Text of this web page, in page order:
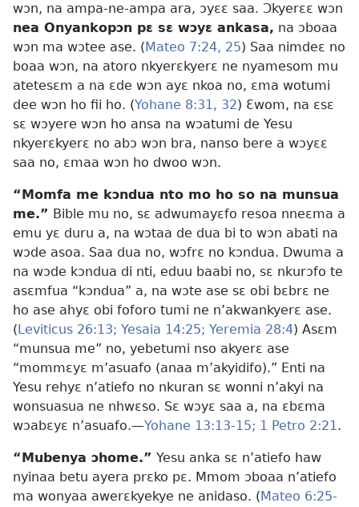
wɔn, na ampa-ne-ampa ara, ɔyɛɛ saa. Ɔkyerɛɛ wɔn
nea Onyankopɔn pɛ sɛ wɔyɛ ankasa, na ɔboaa
wɔn ma wɔtee ase. ( Mateo 7:24, 25) Saa nimdeɛ no
boaa wɔn, na atoro nkyerɛkyerɛ ne nyamesom mu
atetesɛm a na ɛde wɔn ayɛ nkoa no, ɛma wotumi
dee wɔn ho fii ho. (Yohane 8:31, 32) Ɛwom, na ɛsɛ
sɛ wɔyere wɔn ho ansa na wɔatumi de Yesu
nkyerɛkyerɛ no abɔ wɔn bra, nanso bere a wɔyɛɛ
saa no, ɛmaa wɔn ho dwoo wɔn.
“Momfa me kɔndua nto mo ho so na munsua
me.” Bible mu no, sɛ adwumayɛfo resoa nneɛma a
emu yɛ duru a, na wɔtaa de dua bi to wɔn abati na
wɔde asoa. Saa dua no, wɔfrɛ no kɔndua. Dwuma a
na wɔde kɔndua di nti, eduu baabi no, sɛ nkurɔfo te
asɛmfua “kɔndua” a, na wɔte ase sɛ obi bɛbrɛ ne
ho ase ahyɛ obi foforo tumi ne n’akwankyerɛ ase.
( Leviticus 26:13; Yesaia 14:25; Yeremia 28:4) Asɛm
“munsua me” no, yebetumi nso akyerɛ ase
“mommɛyɛ m’asuafo (anaa m’akyidifo).” Enti na
Yesu rehyɛ n’atiefo no nkuran sɛ wonni n’akyi na
wonsuasua ne nhwɛso. Sɛ wɔyɛ saa a, na ɛbɛma
wɔabɛyɛ n’asuafo.—Yohane 13:13-15; 1 Petro 2:21.
“Mubenya ɔhome.” Yesu anka sɛ n’atiefo haw
nyinaa betu ayera prɛko pɛ. Mmom ɔboaa n’atiefo
ma wonyaa awerɛkyekye ne anidaso. ( Mateo 6:25-